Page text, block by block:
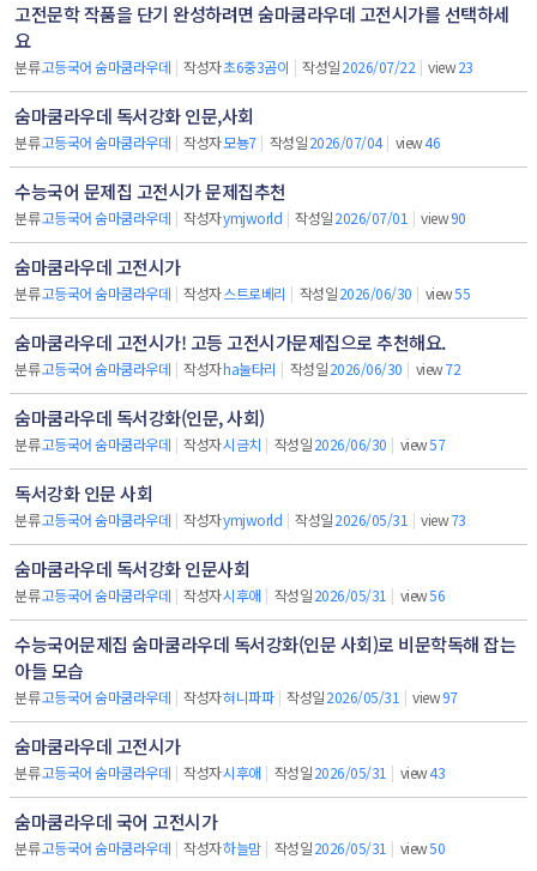
고전문학 작품을 단기 완성하려면 숨마쿰라우데 고전시가를 선택하세
요
분류고등국어 숨마쿰라우데 | 작성자초6중3곰이 | 작성일2026/07/22 | view23
숨마쿰라우데 독서강화 인문,사회
분류고등국어 숨마쿰라우데 | 작성자모뇽7 | 작성일2026/07/04 | view46
수능국어 문제집 고전시가 문제집추천
분류고등국어 숨마쿰라우데 | 작성자ymjworld | 작성일2026/07/01 | view90
숨마쿰라우데 고전시가
분류고등국어 숨마쿰라우데 | 작성자스트로베리 | 작성일2026/06/30 | view55
숨마쿰라우데 고전시가! 고등 고전시가문제집으로 추천해요.
분류고등국어 숨마쿰라우데 | 작성자ha눌타리 | 작성일2026/06/30 | view72
숨마쿰라우데 독서강화(인문, 사회)
분류고등국어 숨마쿰라우데 | 작성자시금치 | 작성일2026/06/30 | view57
독서강화 인문 사회
분류고등국어 숨마쿰라우데 | 작성자ymjworld | 작성일2026/05/31 | view73
숨마쿰라우데 독서강화 인문사회
분류고등국어 숨마쿰라우데 | 작성자시후애 | 작성일2026/05/31 | view56
수능국어문제집 숨마쿰라우데 독서강화(인문 사회)로 비문학독해 잡는
아들 모습
분류고등국어 숨마쿰라우데 | 작성자혀니파파 | 작성일2026/05/31 | view97
숨마쿰라우데 고전시가
분류고등국어 숨마쿰라우데 | 작성자시후애 | 작성일2026/05/31 | view43
숨마쿰라우데 국어 고전시가
분류고등국어 숨마쿰라우데 | 작성자하늘맘 | 작성일2026/05/31 | view50